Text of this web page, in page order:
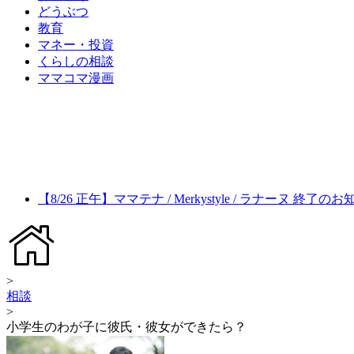
どうぶつ
教育
マネー・投資
くらしの相談
ママコマ漫画
【8/26 正午】ママテナ / Merkystyle / ラナーヌ 終了のお
>
相談
>
小学生のわが子に彼氏・彼女ができたら？